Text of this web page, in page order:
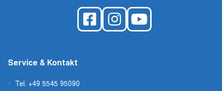
Service & Kontakt
Tel. +49 5545 95090